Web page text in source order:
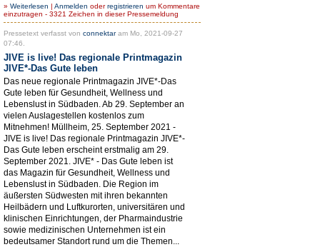
» Weiterlesen | Anmelden oderregistrieren um Kommentare
einzutragen - 3321 Zeichen in dieser Pressemeldung
Pressetext verfasst von connektaram Mo, 2021-09-27
07:46.
JIVE is live! Das regionale Printmagazin
JIVE*-Das Gute leben
Das neue regionale Printmagazin JIVE*-Das
Gute leben für Gesundheit, Wellness und
Lebenslust in Südbaden. Ab 29. September an
vielen Auslagestellen kostenlos zum
Mitnehmen! Müllheim, 25. September 2021 -
JIVE is live! Das regionale Printmagazin JIVE*-
Das Gute leben erscheint erstmalig am 29.
September 2021. JIVE* - Das Gute leben ist
das Magazin für Gesundheit, Wellness und
Lebenslust in Südbaden. Die Region im
äußersten Südwesten mit ihren bekannten
Heilbädern und Luftkurorten, universitären und
klinischen Einrichtungen, der Pharmaindustrie
sowie medizinischen Unternehmen ist ein
bedeutsamer Standort rund um die Themen...